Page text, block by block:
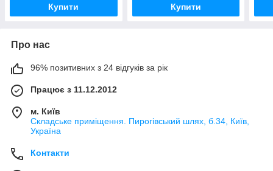
Купити Купити
Про нас
96% позитивних з 24 відгуків за рік
Працює з 11.12.2012
м. Київ
Складське приміщення. Пирогівський шлях, б.34, Київ,
Україна
Контакти